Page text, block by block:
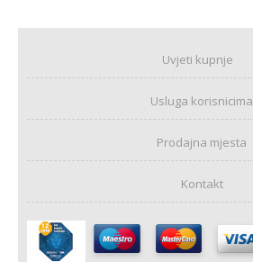
Uvjeti kupnje
Usluga korisnicima
Prodajna mjesta
Kontakt